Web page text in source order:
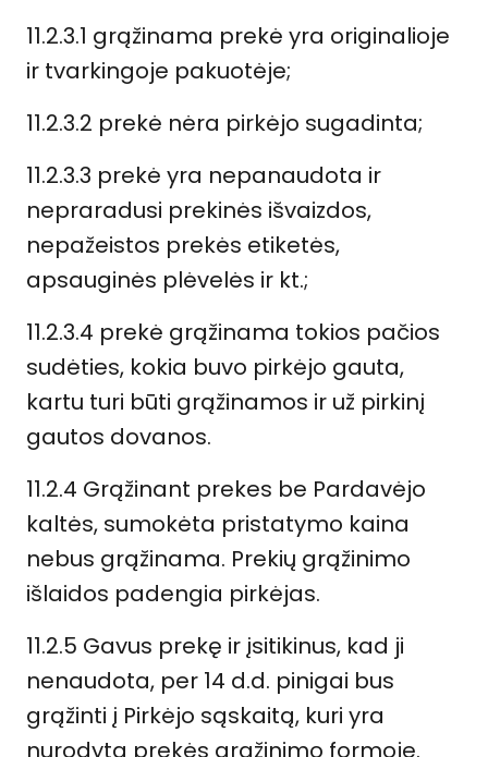
11.2.3.1 grąžinama prekė yra originalioje
ir tvarkingoje pakuotėje;
11.2.3.2 prekė nėra pirkėjo sugadinta;
11.2.3.3 prekė yra nepanaudota ir
nepraradusi prekinės išvaizdos,
nepažeistos prekės etiketės,
apsauginės plėvelės ir kt.;
11.2.3.4 prekė grąžinama tokios pačios
sudėties, kokia buvo pirkėjo gauta,
kartu turi būti grąžinamos ir už pirkinį
gautos dovanos.
11.2.4 Grąžinant prekes be Pardavėjo
kaltės, sumokėta pristatymo kaina
nebus grąžinama. Prekių grąžinimo
išlaidos padengia pirkėjas.
11.2.5 Gavus prekę ir įsitikinus, kad ji
nenaudota, per 14 d.d. pinigai bus
grąžinti į Pirkėjo sąskaitą, kuri yra
nurodyta prekės grąžinimo formoje.